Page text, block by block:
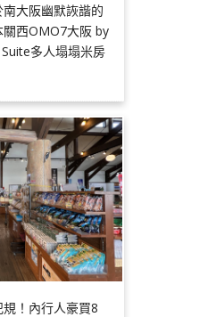
大阪幽默詼諧的
西OMO7大阪 by
多人塌塌米房
！內行人豪買8